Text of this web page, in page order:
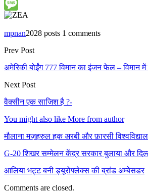
Message
mpnan2028 posts 1 comments
Prev Post
अमेरिकी बोईंग 777 विमान का इंजन फेल – विमान
Next Post
वैक्सीन एक साजिश है ?-
You might also like More from author
मौलाना मज़हरुल हक़ अरबी और फ़ारसी
G-20 शिखर सम्मेलन केंद्र सरकार बुलाया और
आलिया भट्ट बनी ड्यूरोफ्लेक्स की ब्रांड अम्बेसडर
Comments are closed.